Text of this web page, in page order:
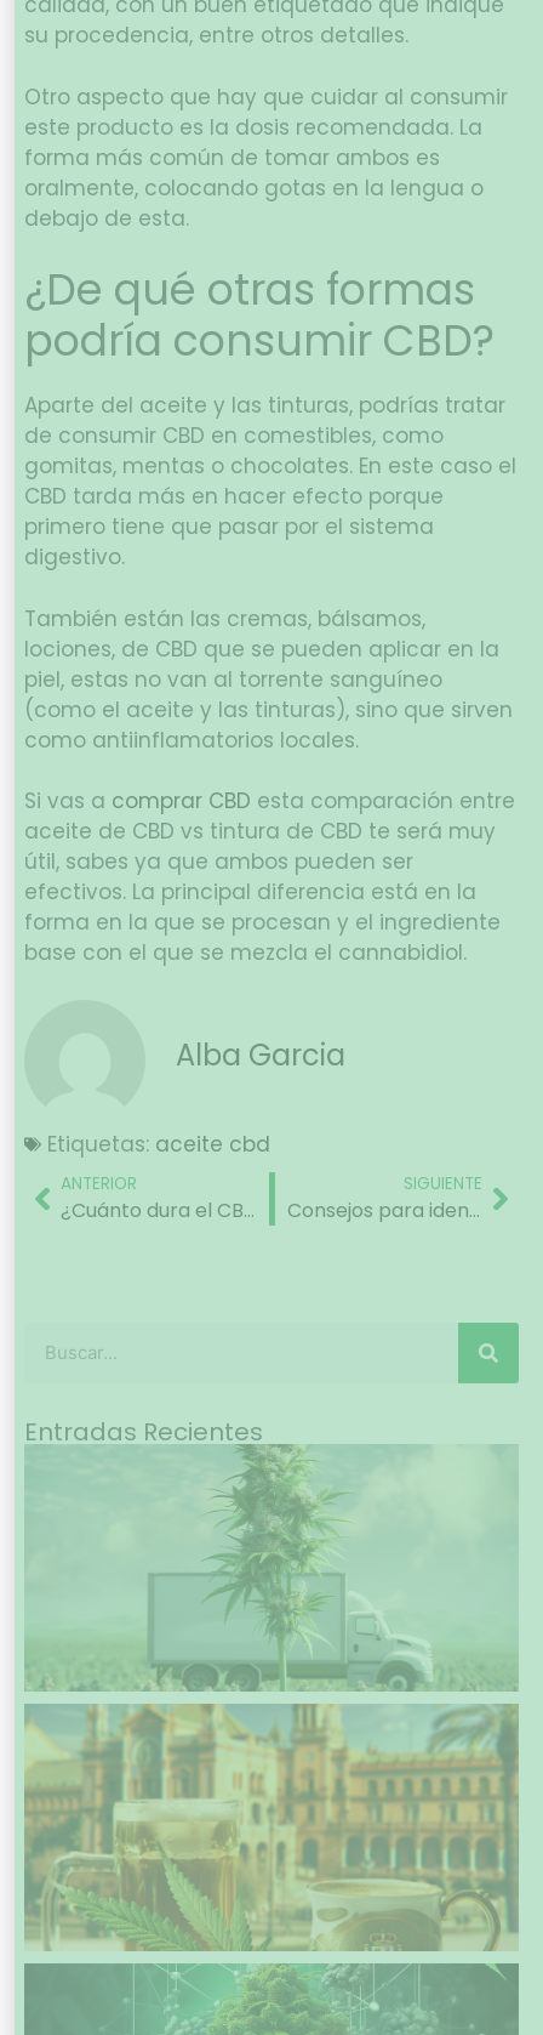
su procedencia, entre otros detalles.
Otro aspecto que hay que cuidar al consumir
este producto es la dosis recomendada. La
forma más común de tomar ambos es
oralmente, colocando gotas en la lengua o
debajo de esta.
¿De qué otras formas
podría consumir CBD?
Aparte del aceite y las tinturas, podrías tratar
de consumir CBD en comestibles, como
gomitas, mentas o chocolates. En este caso el
CBD tarda más en hacer efecto porque
primero tiene que pasar por el sistema
digestivo.
También están las cremas, bálsamos,
lociones, de CBD que se pueden aplicar en la
piel, estas no van al torrente sanguíneo
(como el aceite y las tinturas), sino que sirven
como antiinflamatorios locales.
Si vas a comprar CBD esta comparación entre
aceite de CBD vs tintura de CBD te será muy
útil, sabes ya que ambos pueden ser
efectivos. La principal diferencia está en la
forma en la que se procesan y el ingrediente
base con el que se mezcla el cannabidiol.
Alba Garcia
Etiquetas: aceite cbd
ANTERIOR
¿Cuánto dura el CBD en el cuerpo?
SIGUIENTE
Consejos para identificar el cannabis de calidad
Entradas Recientes